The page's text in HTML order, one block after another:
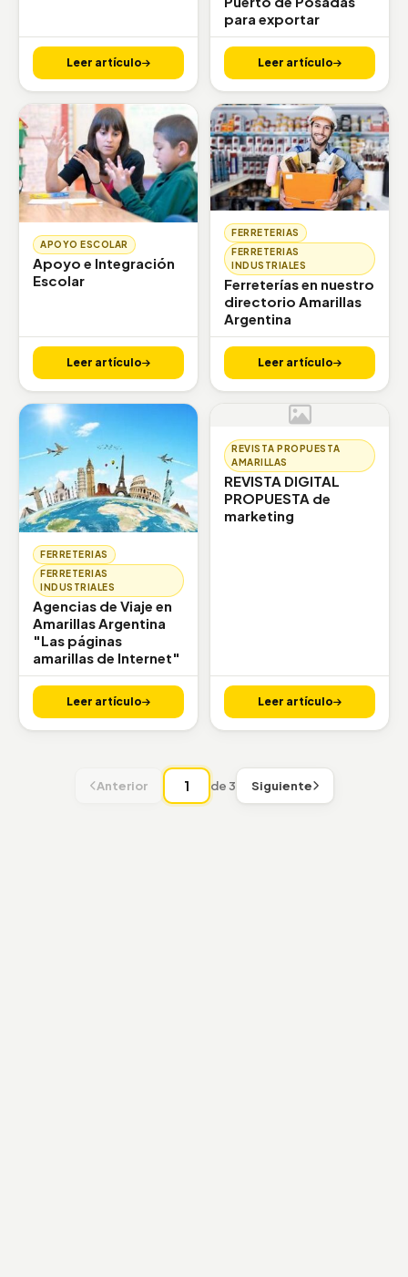
Leer artículo
para exportar
Leer artículo
APOYO ESCOLAR
Apoyo e Integración
Escolar
Leer artículo
FERRETERIAS
FERRETERIAS
INDUSTRIALES
Ferreterías en nuestro
directorio Amarillas
Argentina
Leer artículo
FERRETERIAS
FERRETERIAS
INDUSTRIALES
Agencias de Viaje en
Amarillas Argentina
"Las páginas
amarillas de Internet"
Leer artículo
REVISTA PROPUESTA
AMARILLAS
REVISTA DIGITAL
PROPUESTA de
marketing
Leer artículo
Anterior de 3 Siguiente